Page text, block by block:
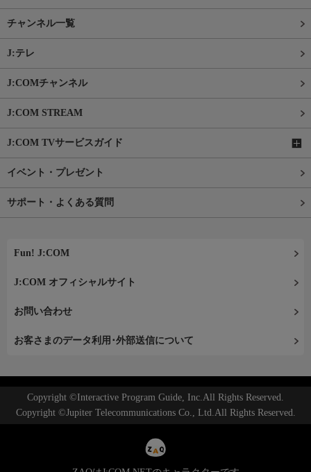
チャンネル一覧
J:テレ
J:COMチャンネル
J:COM STREAM
J:COM TVサービスガイド
イベント・プレゼント
サポート・よくある質問
Fun! J:COM
J:COM オフィシャルサイト
お問い合わせ
お客さまのデータ利用･外部送信について
Copyright ©Interactive Program Guide, Inc.All Rights Reserved.
Copyright ©Jupiter Telecommunications Co., Ltd.All Rights Reserved.